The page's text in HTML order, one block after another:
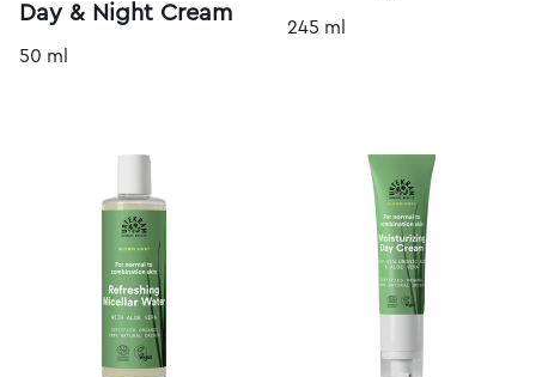
Day & Night Cream
50 ml
245 ml